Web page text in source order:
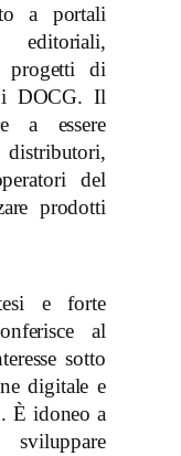
a portali
progetti di
DOCG. Il
a essere
del
prodotti
e forte
al
sotto
digitale e
È idoneo a